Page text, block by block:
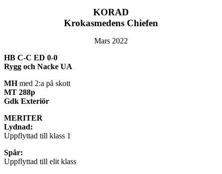
KORAD
Krokasmedens Chiefen
Mars 2022
HB C-C ED 0-0
Rygg och Nacke UA
MHmed 2:a på skott
MT 288p
Gdk Exteriör
MERITER
Lydnad:
Uppflyttad till klass 1
Spår:
Uppflyttad till elit klass